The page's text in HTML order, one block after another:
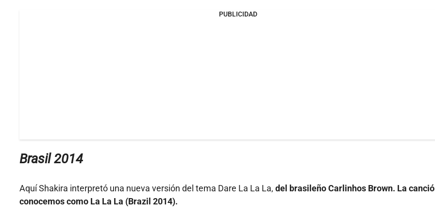
PUBLICIDAD
Brasil 2014
Aquí Shakira interpretó una nueva versión del tema Dare La La La, del brasileño Carlinhos Brown. La
conocemos como La La La (Brazil 2014).